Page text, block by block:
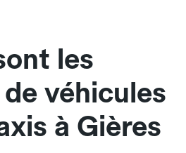
les
véhicules
à Gières